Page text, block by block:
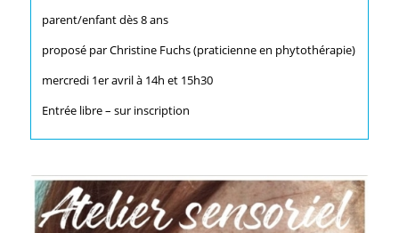
parent/enfant dès 8 ans
proposé par Christine Fuchs (praticienne en phytothérapie)
mercredi 1er avril à 14h et 15h30
Entrée libre – sur inscription